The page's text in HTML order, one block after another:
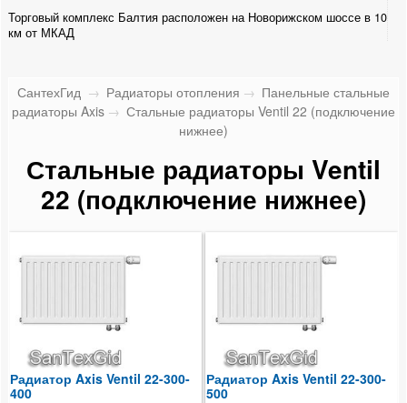
Радиаторы Kermi
Стальные радиаторы Ventil 11 (подключение нижнее)
боковое)
Стальные радиаторы Ventil 22 (подключение нижнее)
боковое)
Теплоносители и Комплектующие
Коллекторные группы
Торговый комплекс Балтия расположен на Новорижском шоссе в 10
км от МКАД
СантехГид → Радиаторы отопления → Панельные стальные
радиаторы Axis → Стальные радиаторы Ventil 22 (подключение
нижнее)
Стальные радиаторы Ventil
22 (подключение нижнее)
Радиатор Axis Ventil 22-300-
400
Радиатор Axis Ventil 22-300-
500